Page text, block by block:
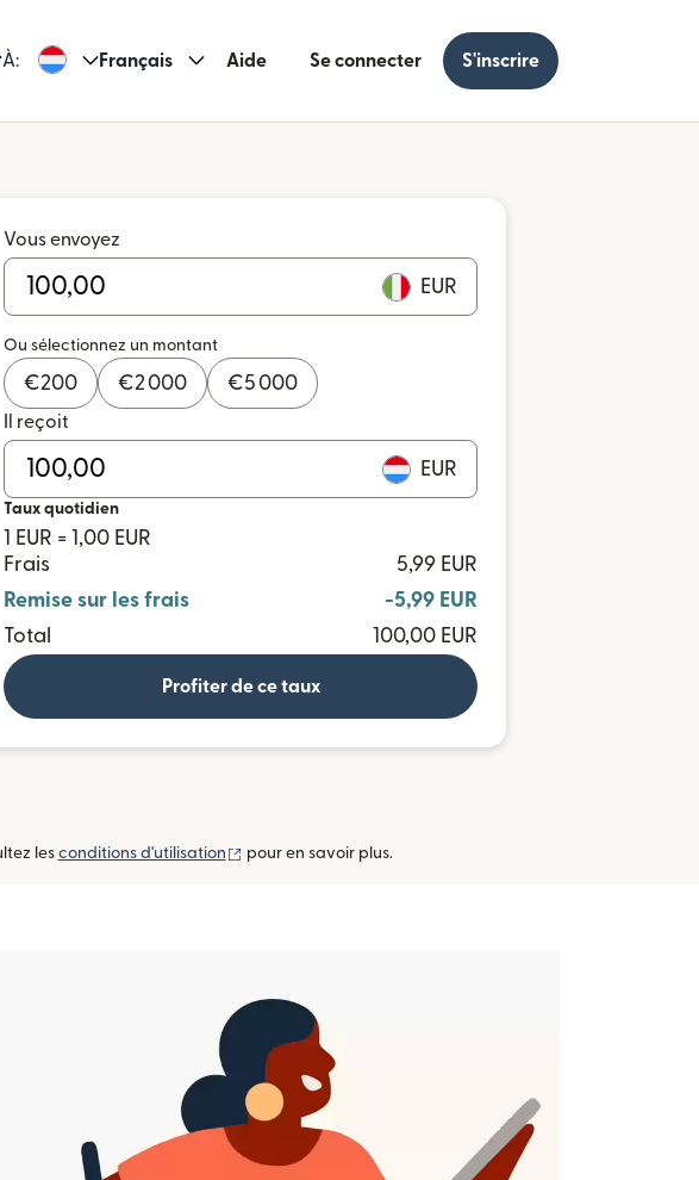
À: Français Aide Se connecter S'inscrire
Vous envoyez
EUR
Ou sélectionnez un montant
€200 €2 000 €5 000
Il reçoit
EUR
Taux quotidien
1 EUR = 1,00 EUR
Frais
5,99 EUR
Remise sur les frais
-5,99 EUR
Total
100,00 EUR
Profiter de ce taux
les conditions d'utilisation (s'ouvre dans une nouvelle fenêtre)
pour en savoir plus.